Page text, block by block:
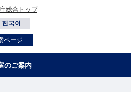
総合トップ
한국어
ページ
のご案内